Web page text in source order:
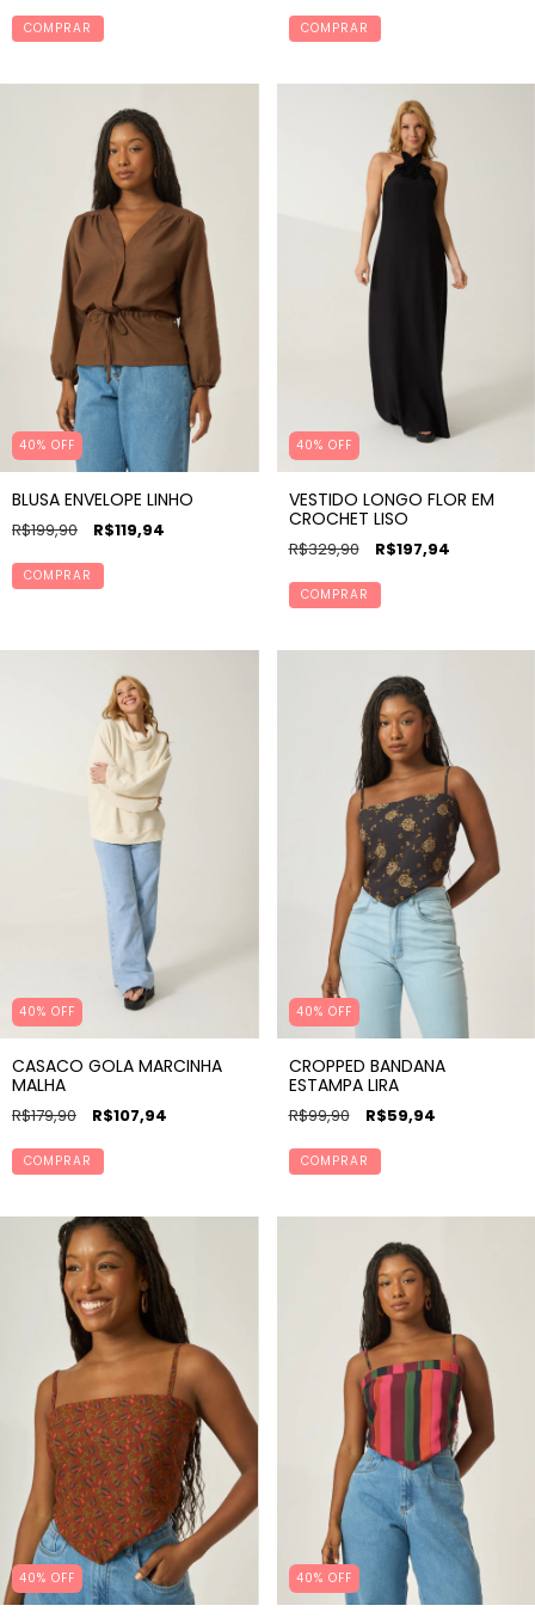
COMPRAR COMPRAR
40% OFF
BLUSA ENVELOPE LINHO
R$199,90 R$119,94
COMPRAR
40% OFF
VESTIDO LONGO FLOR EM
CROCHET LISO
R$329,90 R$197,94
COMPRAR
40% OFF
CASACO GOLA MARCINHA
MALHA
R$179,90 R$107,94
COMPRAR
40% OFF
CROPPED BANDANA
ESTAMPA LIRA
R$99,90 R$59,94
COMPRAR
40% OFF 40% OFF